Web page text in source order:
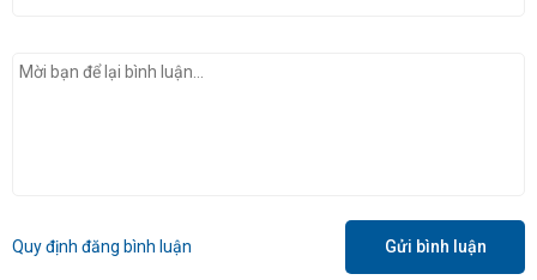
Quy định đăng bình luận Gửi bình luận